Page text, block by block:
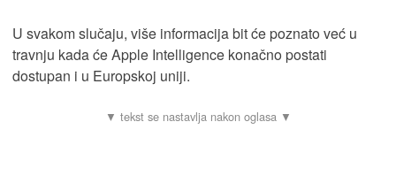
U svakom slučaju, više informacija bit će poznato već u
travnju kada će Apple Intelligence konačno postati
dostupan i u Europskoj uniji.